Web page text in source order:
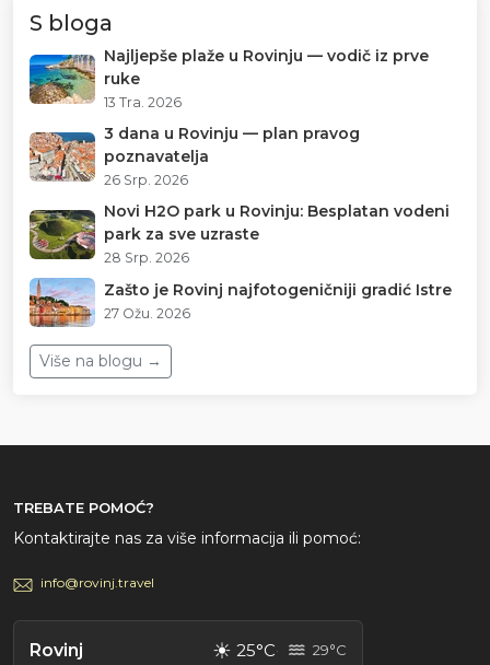
S bloga
Najljepše plaže u Rovinju — vodič iz prve
ruke
13 Tra. 2026
3 dana u Rovinju — plan pravog
poznavatelja
26 Srp. 2026
Novi H2O park u Rovinju: Besplatan vodeni
park za sve uzraste
28 Srp. 2026
Zašto je Rovinj najfotogeničniji gradić Istre
27 Ožu. 2026
Više na blogu →
TREBATE POMOĆ?
Kontaktirajte nas za više informacija ili pomoć:
info@rovinj.travel
Rovinj ☀ 25°C 29°C